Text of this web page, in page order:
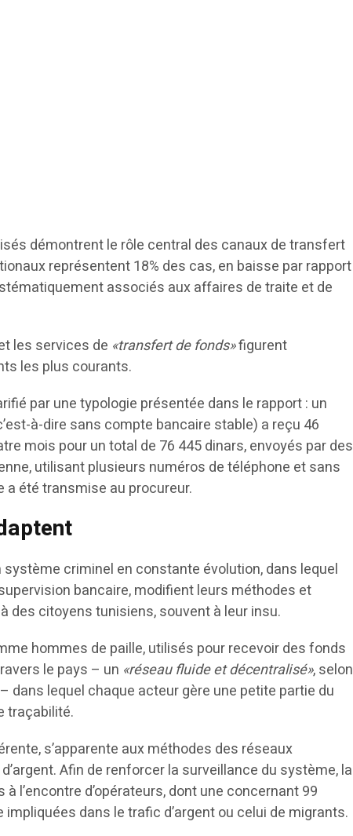
démontrent le rôle central des canaux de transfert
représentent 18% des cas, en baisse par rapport
associés aux affaires de traite et de
les services de «transfert de fonds»figurent
les plus courants.
par une typologie présentée dans le rapport : un
à-dire sans compte bancaire stable) a reçu 46
mois pour un total de 76 445 dinars, envoyés par des
utilisant plusieurs numéros de téléphone et sans
été transmise au procureur.
criminel en constante évolution, dans lequel
bancaire, modifient leurs méthodes et
des citoyens tunisiens, souvent à leur insu.
hommes de paille, utilisés pour recevoir des fonds
le pays – un «réseau fluide et décentralisé», selon
dans lequel chaque acteur gère une petite partie du
traçabilité.
s’apparente aux méthodes des réseaux
Afin de renforcer la surveillance du système, la
l’encontre d’opérateurs, dont une concernant 99
dans le trafic d’argent ou celui de migrants.